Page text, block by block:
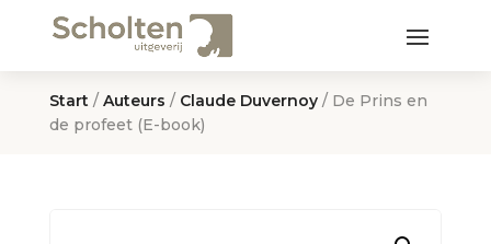
Start / Auteurs / Claude Duvernoy/ De Prins en
de profeet (E-book)